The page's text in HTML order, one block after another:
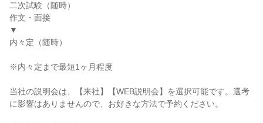
二次試験（随時）
作文・面接
▼
内々定（随時）
※内々定まで最短1ヶ月程度
当社の説明会は、【来社】【WEB説明会】を選択可能です。選考
に影響はありませんので、お好きな方法で予約ください。